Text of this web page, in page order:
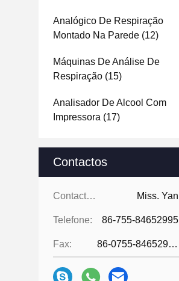
Analógico De Respiração
Montado Na Parede (12)
Máquinas De Análise De
Respiração (15)
Analisador De Alcool Com
Impressora (17)
Contactos
Contactos: Miss. Yan
Telefone: 86-755-84652995
Fax: 86-0755-84652995